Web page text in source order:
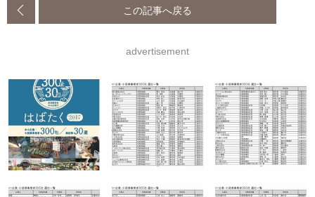
この記事へ戻る
advertisement